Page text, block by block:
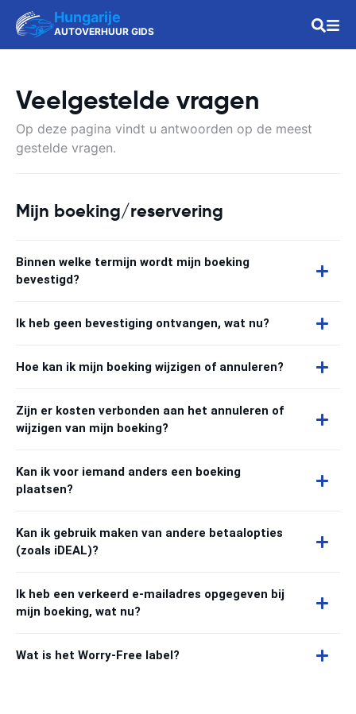
Hungarije
AUTOVERHUUR GIDS
Veelgestelde vragen
Op deze pagina vindt u antwoorden op de meest
gestelde vragen.
Mijn boeking/reservering
Binnen welke termijn wordt mijn boeking
bevestigd?
Ik heb geen bevestiging ontvangen, wat nu?
Hoe kan ik mijn boeking wijzigen of annuleren?
Zijn er kosten verbonden aan het annuleren of
wijzigen van mijn boeking?
Kan ik voor iemand anders een boeking
plaatsen?
Kan ik gebruik maken van andere betaalopties
(zoals iDEAL)?
Ik heb een verkeerd e-mailadres opgegeven bij
mijn boeking, wat nu?
Wat is het Worry-Free label?